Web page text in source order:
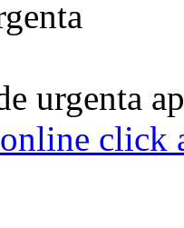
urgenta
click